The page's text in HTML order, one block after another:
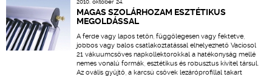
MAGAS SZOLÁRHOZAM ESZTÉTIKUS
MEGOLDÁSSAL
A ferde vagy lapos tetőn, függőlegesen vagy fektetve,
jobbos vagy balos csatlakoztatással elhelyezhető Vaciosol
21 vákuumcsöves napkollektorokkal a hatékonyság mellé
nemes vonalú formák, esztétikus és robusztus kivitel társul.
Az ovális gyűjtő, a karcsú csövek lezáróprofillal takart